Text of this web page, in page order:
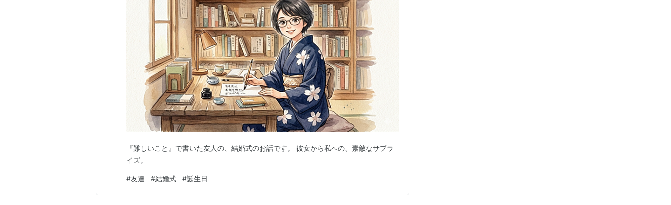
『難しいこと』で書いた友人の、結婚式のお話です。 彼女から私への、素敵なサプラ
イズ。
#友達 #結婚式 #誕生日